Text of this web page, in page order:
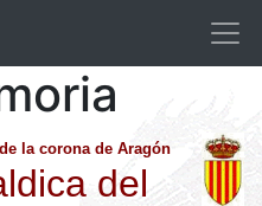
la corona de Aragón
del